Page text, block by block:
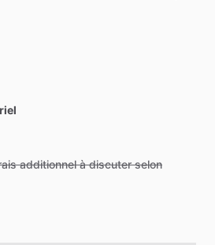
additionnel à discuter selon